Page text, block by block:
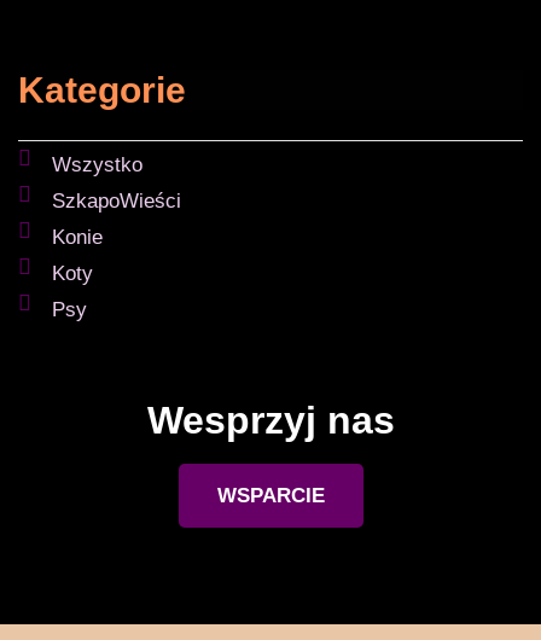
Kategorie
Wszystko
SzkapoWieści
Konie
Koty
Psy
Wesprzyj nas
WSPARCIE